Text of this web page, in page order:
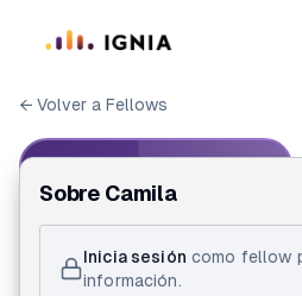
← Volver a Fellows
ID de Fellow
Camila Andrade
Sobre Camila
Inicia sesión como fellow
información.